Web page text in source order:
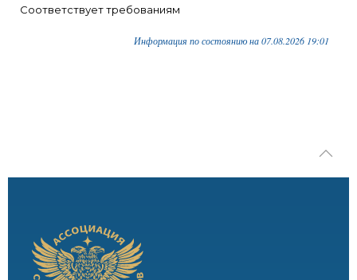
Соответствует требованиям
Информация по состоянию на 07.08.2026 19:01